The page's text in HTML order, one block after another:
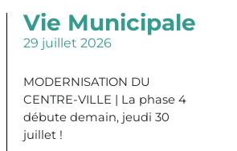
Vie Municipale
29 juillet 2026
MODERNISATION DU
CENTRE-VILLE | La phase 4
débute demain, jeudi 30
juillet !